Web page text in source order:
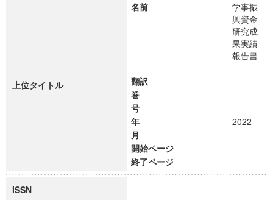
上位タイトル
名前
学事振
興資金
研究成
果実績
報告書
翻訳
巻
号
年
2022
月
開始ページ
終了ページ
ISSN